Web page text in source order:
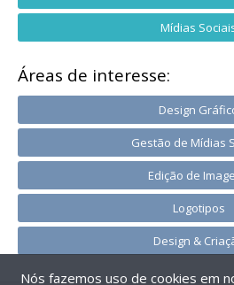
Mídias
Áreas de interesse:
Design
Gestão de Mídias
Edição de
Logotipos
Design &
Nós fazemos uso de cookies em